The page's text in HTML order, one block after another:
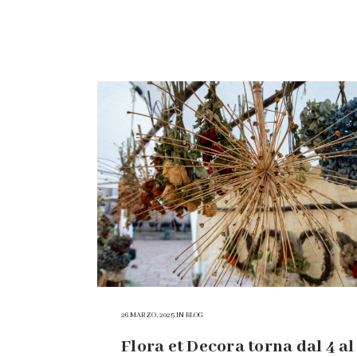
26 MARZO, 2025INBLOG
Flora et Decora torna dal 4